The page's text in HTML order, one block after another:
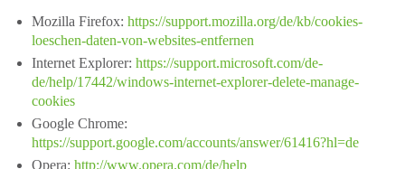
Mozilla Firefox: https://support.mozilla.org/de/kb/cookies-
loeschen-daten-von-websites-entfernen
Internet Explorer: https://support.microsoft.com/de-
de/help/17442/windows-internet-explorer-delete-manage-
cookies
Google Chrome:
https://support.google.com/accounts/answer/61416?hl=de
Opera: http://www.opera.com/de/help